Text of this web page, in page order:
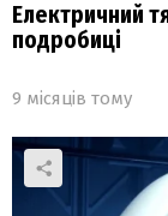
Електричний
подробиці
9 місяців тому